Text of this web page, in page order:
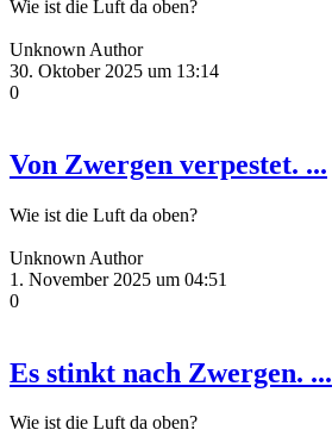
Wie ist die Luft da oben?
Unknown Author
30. Oktober 2025 um 13:14
0
Von Zwergen verpestet. ...
Wie ist die Luft da oben?
Unknown Author
1. November 2025 um 04:51
0
Es stinkt nach Zwergen. ...
Wie ist die Luft da oben?